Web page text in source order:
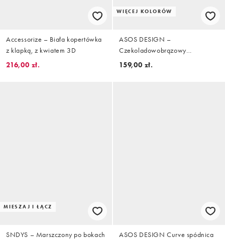
Accessorize – Biała kopertówka
z klapką, z kwiatem 3D
216,00 zł.
WIĘCEJ KOLORÓW
ASOS DESIGN –
Czekoladowobrązowy
bawełniany top o fasonie
159,00 zł.
MIESZAJ I ŁĄCZ
SNDYS – Marszczony po bokach
ASOS DESIGN Curve spódnica